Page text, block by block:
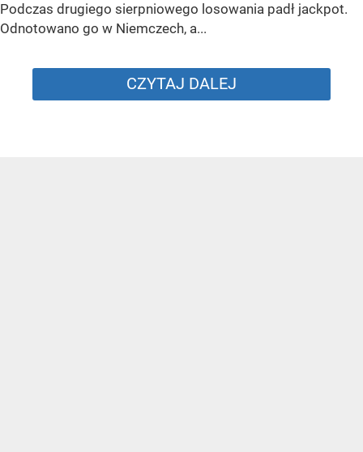
Podczas drugiego sierpniowego losowania padł jackpot.
Odnotowano go w Niemczech, a...
CZYTAJ DALEJ